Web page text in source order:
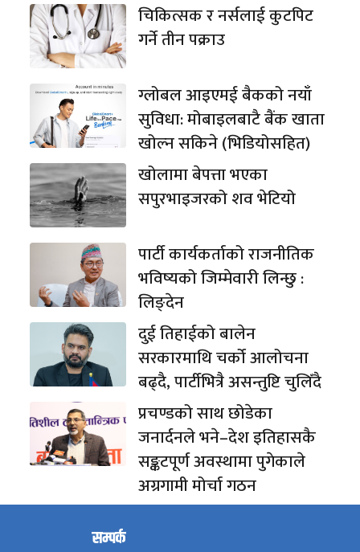
चिकित्सक र नर्सलाई कुटपिट
गर्ने तीन पक्राउ
ग्लोबल आइएमई बैकको नयाँ
सुविधा: मोबाइलबाटै बैंक खाता
खोल्न सकिने (भिडियोसहित)
खोलामा बेपत्ता भएका
सपुरभाइजरको शव भेटियो
पार्टी कार्यकर्ताको राजनीतिक
भविष्यको जिम्मेवारी लिन्छु :
लिङ्देन
दुई तिहाईको बालेन
सरकारमाथि चर्को आलोचना
बढ्दै, पार्टीभित्रै असन्तुष्टि चुलिँदै
प्रचण्डको साथ छोडेका
जनार्दनले भने–देश इतिहासकै
सङ्कटपूर्ण अवस्थामा पुगेकाले
अग्रगामी मोर्चा गठन
सम्पर्क